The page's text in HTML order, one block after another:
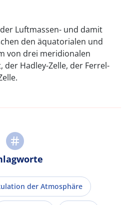
Luftmassen- und damit
den äquatorialen und
von drei meridionalen
Hadley-Zelle, der Ferrel-
der Atmosphäre